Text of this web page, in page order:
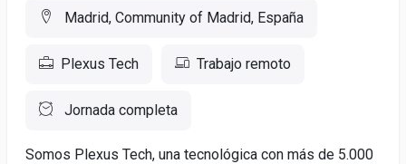
Madrid, Community of Madrid, España
Plexus Tech Trabajo remoto
Jornada completa
Somos Plexus Tech, una tecnológica con más de 5.000